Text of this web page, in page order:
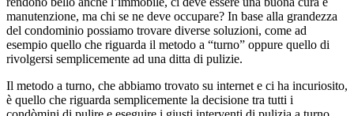
manutenzione, ma chi se ne deve occupare? In base alla grandezza
del condominio possiamo trovare diverse soluzioni, come ad
esempio quello che riguarda il metodo a “turno” oppure quello di
rivolgersi semplicemente ad una ditta di pulizie.
Il metodo a turno, che abbiamo trovato su internet e ci ha incuriosito,
è quello che riguarda semplicemente la decisione tra tutti i